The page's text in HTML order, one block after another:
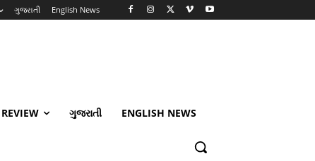
ગુજરાતી English News
ગુજરાતી ENGLISH NEWS